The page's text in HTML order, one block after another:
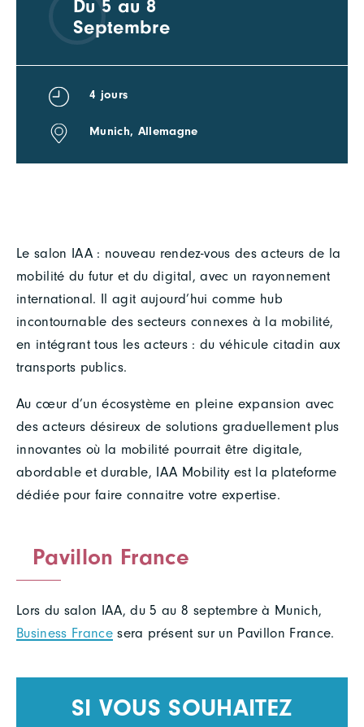
Le salon IAA : nouveau rendez-vous des acteurs de la
mobilité du futur et du digital, avec un rayonnement
international. Il agit aujourd’hui comme hub
incontournable des secteurs connexes à la mobilité,
en intégrant tous les acteurs : du véhicule citadin aux
transports publics.
Au cœur d’un écosystème en pleine expansion avec
des acteurs désireux de solutions graduellement plus
innovantes où la mobilité pourrait être digitale,
abordable et durable, IAA Mobility est la plateforme
dédiée pour faire connaitre votre expertise.
Pavillon France
Lors du salon IAA, du 5 au 8 septembre à Munich,
Business France sera présent sur un Pavillon France.
SI VOUS SOUHAITEZ
Du 5 au 8
Septembre
4 jours
Munich, Allemagne